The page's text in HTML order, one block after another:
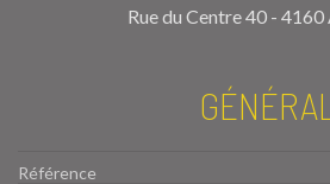
Rue du Centre 40 - 4160
GÉNÉRAL
Référence